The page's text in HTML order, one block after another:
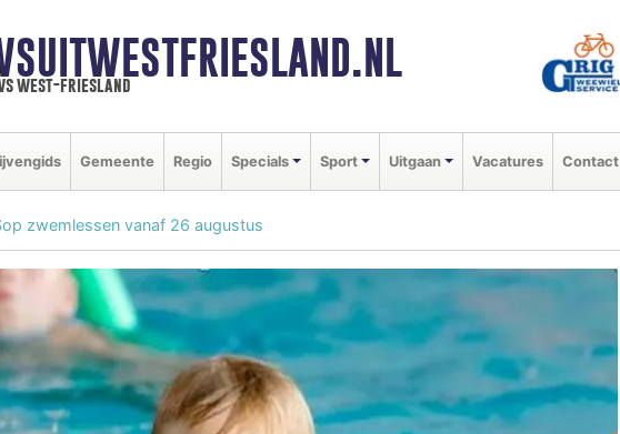
west-friesland
Gemeente Regio Specials Sport Uitgaan Vacatures Contact
zwemlessen vanaf 26 augustus